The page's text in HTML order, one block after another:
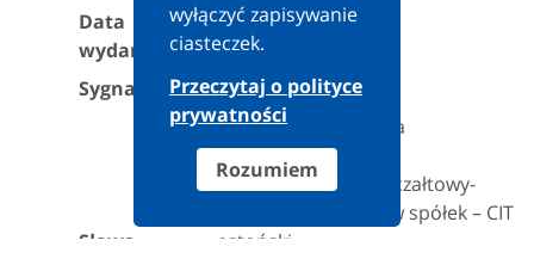
Data
wydania:
2025-03-10
Sygnatura:
DKP1.8082.2.2024
Słowa
spółki-spółka akcyjna
akcjonariusz
podatek-podatek ryczałtowy-
ryczałt od dochodów spółek – CIT
estoński
wyłączyć zapisywanie
ciasteczek.
Przeczytaj o polityce
prywatności
Rozumiem